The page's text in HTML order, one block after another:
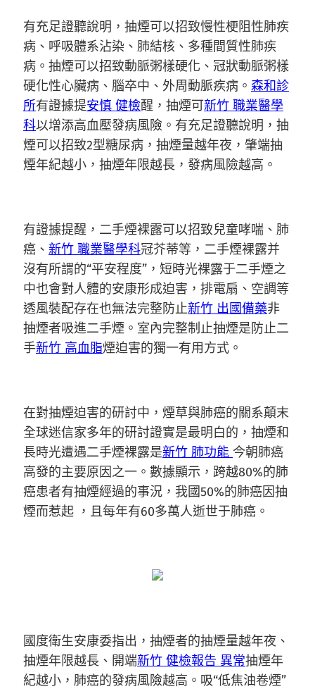
有充足證聽說明，抽煙可以招致慢性梗阻性肺疾
病、呼吸體系沾染、肺結核、多種間質性肺疾
病。抽煙可以招致動脈粥樣硬化、冠狀動脈粥樣
硬化性心臟病、腦卒中、外周動脈疾病。 森和診
所有證據提安慎 健檢醒，抽煙可新竹 職業醫學
科以增添高血壓發病風險。有充足證聽說明，抽
煙可以招致2型糖尿病，抽煙量越年夜，肇端抽
煙年紀越小，抽煙年限越長，發病風險越高。
有證據提醒，二手煙裸露可以招致兒童哮喘、肺
癌、 新竹 職業醫學科冠芥蒂等，二手煙裸露并
沒有所謂的“平安程度”，短時光裸露于二手煙之
中也會對人體的安康形成迫害，排電扇、空調等
透風裝配存在也無法完整防止新竹 出國備藥非
抽煙者吸進二手煙。室內完整制止抽煙是防止二
手新竹 高血脂煙迫害的獨一有用方式。
在對抽煙迫害的研討中，煙草與肺癌的關系顛末
全球迷信家多年的研討證實是最明白的，抽煙和
長時光遭遇二手煙裸露是新竹 肺功能 今朝肺癌
高發的主要原因之一。數據顯示，跨越80%的肺
癌患者有抽煙經過的事況，我國50%的肺癌因抽
煙而惹起 ，且每年有60多萬人逝世于肺癌。
國度衛生安康委指出，抽煙者的抽煙量越年夜、
抽煙年限越長、開端新竹 健檢報告 異常抽煙年
紀越小，肺癌的發病風險越高。吸“低焦油卷煙”